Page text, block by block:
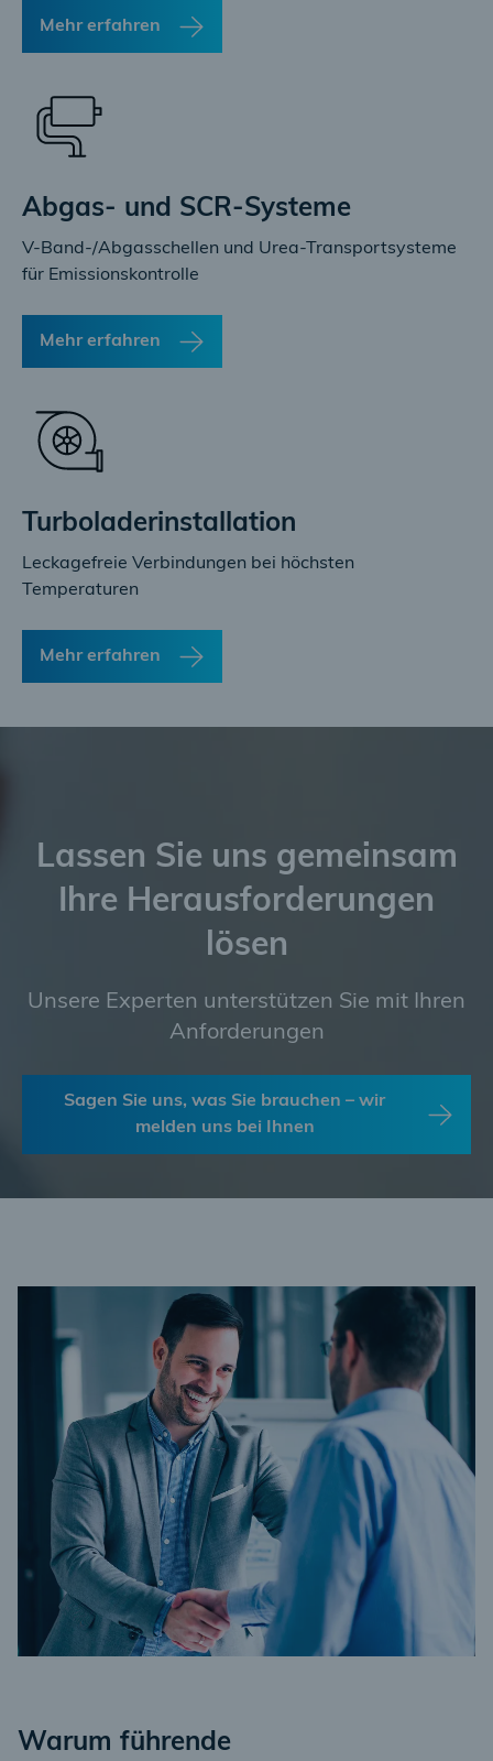
Mehr erfahren
Abgas- und SCR-Systeme
V-Band-/Abgasschellen und Urea-Transportsysteme
für Emissionskontrolle
Mehr erfahren
Turboladerinstallation
Leckagefreie Verbindungen bei höchsten
Temperaturen
Mehr erfahren
Lassen Sie uns gemeinsam
Ihre Herausforderungen
lösen
Unsere Experten unterstützen Sie mit Ihren
Anforderungen
Sagen Sie uns, was Sie brauchen – wir
melden uns bei Ihnen
Warum führende